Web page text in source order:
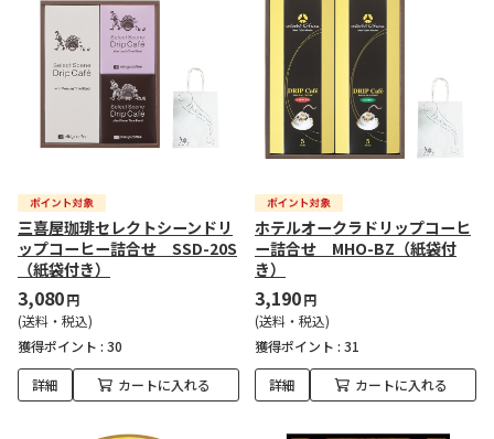
三喜屋珈琲セレクトシーンドリ
ップコーヒー詰合せ SSD-20S
（紙袋付き）
3,080円
(送料・税込)
獲得ポイント : 30
詳細 カートに入れる
ホテルオークラドリップコーヒ
ー詰合せ MHO-BZ（紙袋付
き）
3,190円
(送料・税込)
獲得ポイント : 31
詳細 カートに入れる